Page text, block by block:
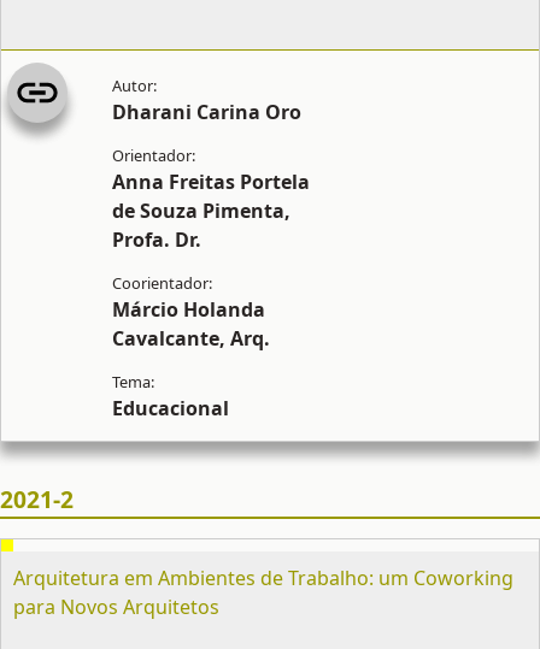
Dharani Carina Oro
Anna Freitas Portela
de Souza Pimenta,
Profa. Dr.
Márcio Holanda
Cavalcante, Arq.
Educacional
2021-2
Arquitetura em Ambientes de Trabalho: um Coworking
para Novos Arquitetos